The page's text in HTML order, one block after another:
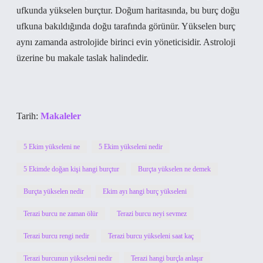
ufkunda yükselen burçtur. Doğum haritasında, bu burç doğu
ufkuna bakıldığında doğu tarafında görünür. Yükselen burç
aynı zamanda astrolojide birinci evin yöneticisidir. Astroloji
üzerine bu makale taslak halindedir.
Tarih: Makaleler
5 Ekim yükseleni ne 5 Ekim yükseleni nedir
5 Ekimde doğan kişi hangi burçtur Burçta yükselen ne demek
Burçta yükselen nedir Ekim ayı hangi burç yükseleni
Terazi burcu ne zaman ölür Terazi burcu neyi sevmez
Terazi burcu rengi nedir Terazi burcu yükseleni saat kaç
Terazi burcunun yükseleni nedir Terazi hangi burçla anlaşır